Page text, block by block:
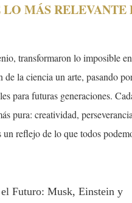
MÁS RELEVANTE
transformaron lo imposible
la ciencia un arte, pasando
para futuras generaciones.
pura: creatividad,
reflejo de lo que todos